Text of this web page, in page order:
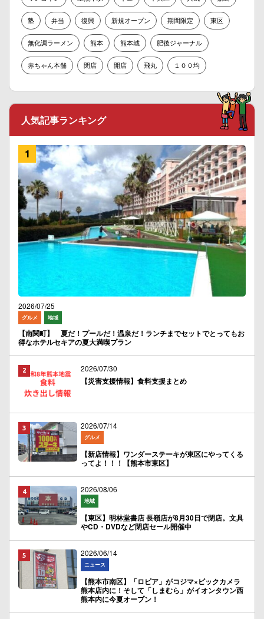
塾 弁当 復興 新規オープン 期間限定 東区
無化調ラーメン 熊本 熊本城 肥後ジャーナル
赤ちゃん本舗 閉店 開店 飛丸 １００均
人気記事ランキング
2026/07/25
グルメ 地域
【南関町】 夏だ！プールだ！温泉だ！ランチまでセットでとってもお
得なホテルセキアの夏大満喫プラン
2026/07/30
【災害支援情報】食料支援まとめ
2026/07/14
グルメ
【新店情報】ワンダーステーキが東区にやってくる
ってよ！！！【熊本市東区】
2026/08/06
地域
【東区】明林堂書店 長嶺店が8月30日で閉店。文具
やCD・DVDなど閉店セール開催中
2026/06/14
ニュース
【熊本市南区】「ロピア」がコジマ×ビックカメラ
熊本店内に！そして「しまむら」がイオンタウン西
熊本内に今夏オープン！